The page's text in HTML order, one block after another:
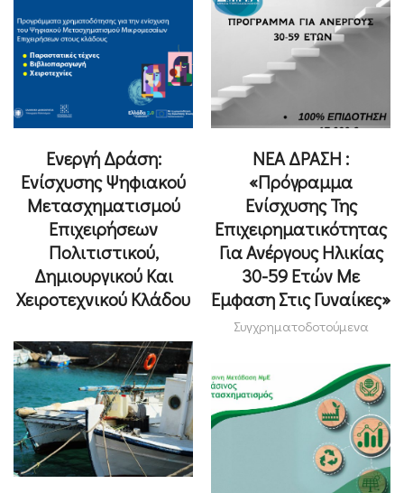
Ενεργή Δράση:
Ενίσχυσης Ψηφιακού
Μετασχηματισμού
Επιχειρήσεων
Πολιτιστικού,
Δημιουργικού Και
Χειροτεχνικού Κλάδου
ΝΕΑ ΔΡΑΣΗ :
«Πρόγραμμα
Ενίσχυσης Της
Επιχειρηματικότητας
Για Ανέργους Ηλικίας
30-59 Ετών Με
Έμφαση Στις Γυναίκες»
Συγχρηματοδοτούμενα